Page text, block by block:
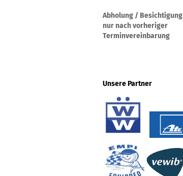
Abholung / Besichtigung
nur nach vorheriger
Terminvereinbarung
Unsere Partner